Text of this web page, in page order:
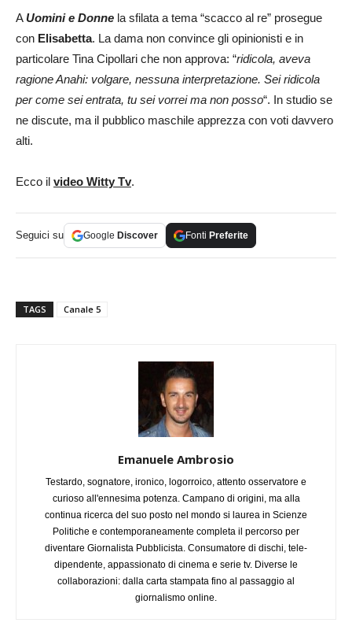
AUomini e Donne la sfilata a tema “scacco al re” prosegue
con Elisabetta. La dama non convince gli opinionisti e in
particolare Tina Cipollari che non approva: “ridicola, aveva
ragione Anahi: volgare, nessuna interpretazione. Sei ridicola
per come sei entrata, tu sei vorrei ma non posso“. In studio se
ne discute, ma il pubblico maschile apprezza con voti davvero
alti.
Ecco il video Witty Tv.
Seguici su Google Discover Fonti Preferite
TAGS Canale 5
Emanuele Ambrosio
Testardo, sognatore, ironico, logorroico, attento osservatore e
curioso all'ennesima potenza. Campano di origini, ma alla
continua ricerca del suo posto nel mondo si laurea in Scienze
Politiche e contemporaneamente completa il percorso per
diventare Giornalista Pubblicista. Consumatore di dischi, tele-
dipendente, appassionato di cinema e serie tv. Diverse le
collaborazioni: dalla carta stampata fino al passaggio al
giornalismo online.